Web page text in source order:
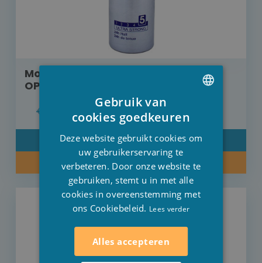
Mousse Nivea Ultra strong 150 ml
OP=OP
€ 2,20 € 2,09
DETAIL
KOOP NU
ENGLISH
Gebruik van
cookies goedkeuren
Deze website gebruikt cookies om
uw gebruikerservaring te
verbeteren. Door onze website te
gebruiken, stemt u in met alle
cookies in overeenstemming met
ons Cookiebeleid. Lees verder
Alles accepteren